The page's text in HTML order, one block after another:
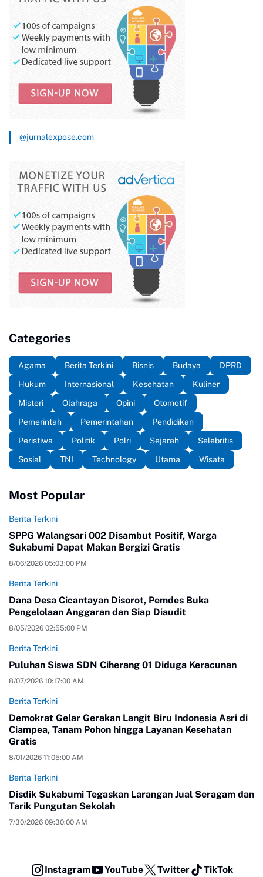
@jurnalexpose.com
Categories
Agama Berita Terkini Bisnis Budaya
DPRD
Hukum
Internasional Kesehatan
Kuliner
Misteri
Olahraga Opini
Otomotif
Pemerintah
Pemerintahan
Pendidikan
Peristiwa
Politik Polri Sejarah
Selebritis
Sosial
TNI Technology Utama Wisata
Most Popular
Berita Terkini
SPPG Walangsari 002 Disambut Positif, Warga
Sukabumi Dapat Makan Bergizi Gratis
8/06/2026 05:03:00 PM
Berita Terkini
Dana Desa Cicantayan Disorot, Pemdes Buka
Pengelolaan Anggaran dan Siap Diaudit
8/05/2026 02:55:00 PM
Berita Terkini
Puluhan Siswa SDN Ciherang 01 Diduga Keracunan
8/07/2026 10:17:00 AM
Berita Terkini
Demokrat Gelar Gerakan Langit Biru Indonesia Asri di
Ciampea, Tanam Pohon hingga Layanan Kesehatan
Gratis
8/01/2026 11:05:00 AM
Berita Terkini
Disdik Sukabumi Tegaskan Larangan Jual Seragam dan
Tarik Pungutan Sekolah
7/30/2026 09:30:00 AM
Instagram YouTube Twitter TikTok